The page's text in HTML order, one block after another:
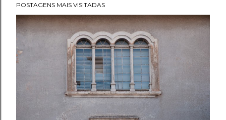
a
r
u
m
c
POSTAGENS MAIS VISITADAS